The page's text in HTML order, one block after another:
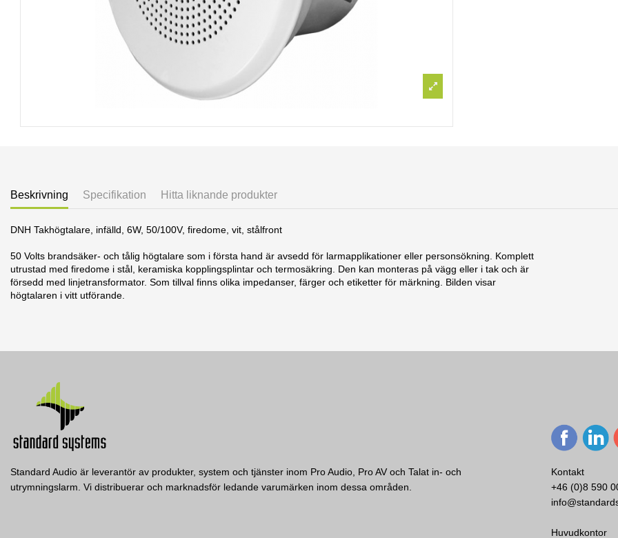
Beskrivning Specifikation Hitta liknande produkter
DNH Takhögtalare, infälld, 6W, 50/100V, firedome, vit, stålfront
50 Volts brandsäker- och tålig högtalare som i första hand är avsedd för larmapplikationer eller personsökning. Komplett
utrustad med firedome i stål, keramiska kopplingsplintar och termosäkring. Den kan monteras på vägg eller i tak och är
försedd med linjetransformator. Som tillval finns olika impedanser, färger och etiketter för märkning. Bilden visar
högtalaren i vitt utförande.
Spridning Vid 1000/4000 Hz: 185/80 °
Material
Standard Audio är leverantör av produkter, system och tjänster inom Pro Audio, Pro AV och Talat in- och
utrymningslarm. Vi distribuerar och marknadsför ledande varumärken inom dessa områden.
Kontakt
+46 (0)8 590
Huvudkontor